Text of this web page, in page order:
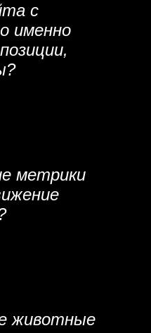
с
именно
метрики
животные